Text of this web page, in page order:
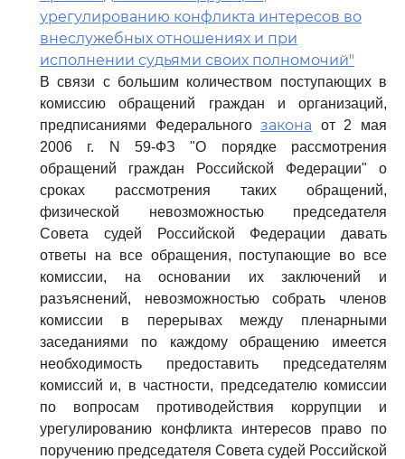
урегулированию конфликта интересов во
внеслужебных отношениях и при
исполнении судьями своих полномочий"
В связи с большим количеством поступающих в
комиссию обращений граждан и организаций,
предписаниями Федеральногозакона от 2 мая
2006 г. N 59-ФЗ "О порядке рассмотрения
обращений граждан Российской Федерации" о
сроках рассмотрения таких обращений,
физической невозможностью председателя
Совета судей Российской Федерации давать
ответы на все обращения, поступающие во все
комиссии, на основании их заключений и
разъяснений, невозможностью собрать членов
комиссии в перерывах между пленарными
заседаниями по каждому обращению имеется
необходимость предоставить председателям
комиссий и, в частности, председателю комиссии
по вопросам противодействия коррупции и
урегулированию конфликта интересов право по
поручению председателя Совета судей Российской